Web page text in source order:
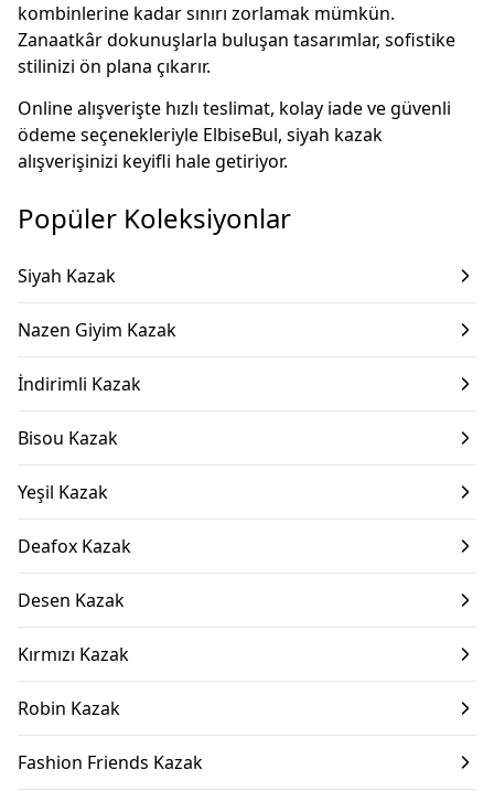
kombinlerine kadar sınırı zorlamak mümkün.
Zanaatkâr dokunuşlarla buluşan tasarımlar, sofistike
stilinizi ön plana çıkarır.
Online alışverişte hızlı teslimat, kolay iade ve güvenli
ödeme seçenekleriyle ElbiseBul, siyah kazak
alışverişinizi keyifli hale getiriyor.
Popüler Koleksiyonlar
Siyah Kazak
Nazen Giyim Kazak
İndirimli Kazak
Bisou Kazak
Yeşil Kazak
Deafox Kazak
Desen Kazak
Kırmızı Kazak
Robin Kazak
Fashion Friends Kazak